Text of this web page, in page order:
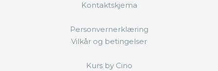
Kontaktskjema
Personvernerklæring
Vilkår og betingelser
Kurs by Cino